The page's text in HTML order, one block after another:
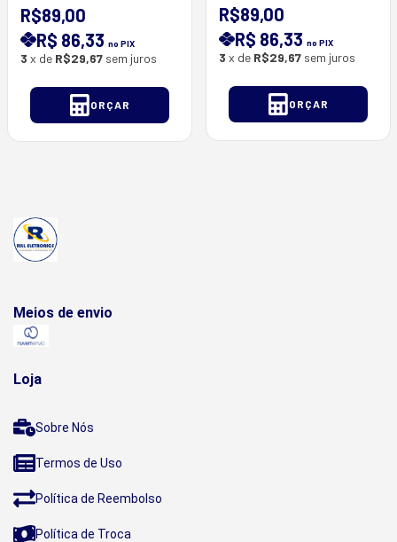
- Anodizado ou Preto ) -
Barras com 3 Metros
R$89,00
R$ 86,33no PIX
3 x de R$29,67 sem juros
ORÇAR
Pintura - Branco ) -
Barras com 3 Metros -
25*18.5mm
R$89,00
R$ 86,33no PIX
3 x de R$29,67 sem juros
ORÇAR
Meios de envio
Loja
Sobre Nós
Termos de Uso
Política de Reembolso
Política de Troca